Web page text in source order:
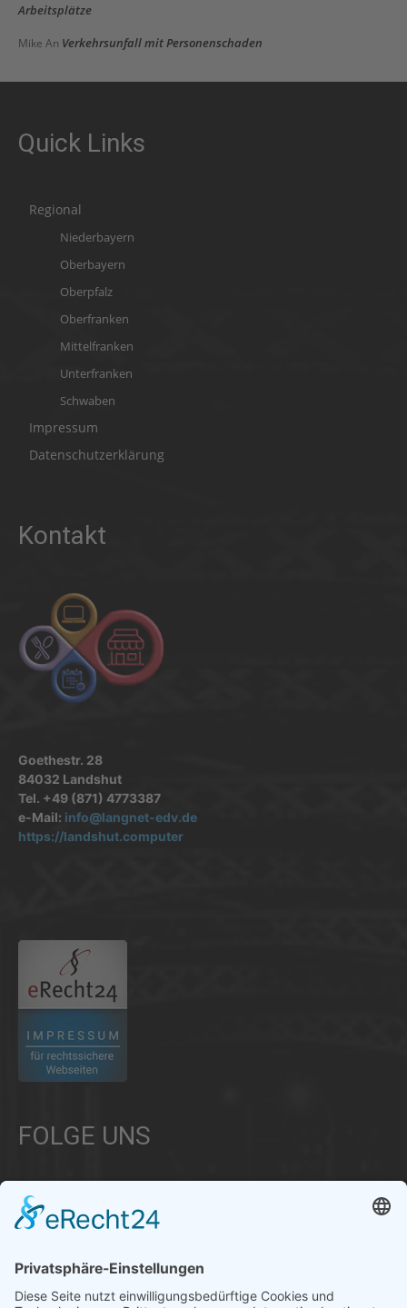
Arbeitsplätze
Mike An Verkehrsunfall mit Personenschaden
Quick Links
Regional
Niederbayern
Oberbayern
Oberpfalz
Oberfranken
Mittelfranken
Unterfranken
Schwaben
Impressum
Datenschutzerklärung
Kontakt
Goethestr. 28
84032 Landshut
Tel. +49 (871) 4773387
e-Mail: info@langnet-edv.de
https://landshut.computer
FOLGE UNS
Informationen aus Politik – Wirtschaft – Kultur – Umwelt –